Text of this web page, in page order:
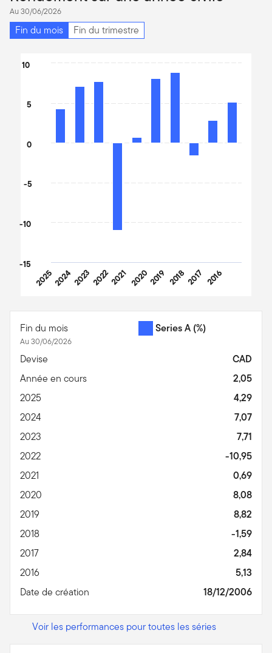
Au 30/06/2026
Fin du mois Fin du trimestre
Bar chart with 10 bars.
The chart has 1 Y axis displaying values. Data ranges from -
20252024202320222021 20202019 20182017 2016
-15
-10
-5
0
5
10
Fin du mois
Au 30/06/2026
Series A (%)
Devise
CAD
Année en cours
2,05
2025
4,29
2024
7,07
2023
7,71
2022
-10,95
2021
0,69
2020
8,08
2019
8,82
2018
-1,59
2017
2,84
2016
5,13
Date de création
18/12/2006
Voir les performances pour toutes les séries